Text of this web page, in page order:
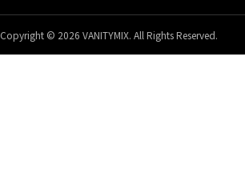
Copyright © 2026 VANITYMIX. All Rights Reserved.